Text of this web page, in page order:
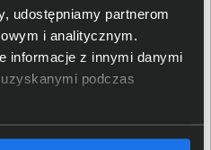
udostępniamy partnerom
i analitycznym.
informacje z innymi danymi
podczas
1 szt
SSD